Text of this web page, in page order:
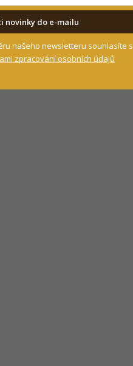
hodiny později přišel záběr,
novinky do e-mailu
našeho newsletteru souhlasíte s
zpracování osobních údajů